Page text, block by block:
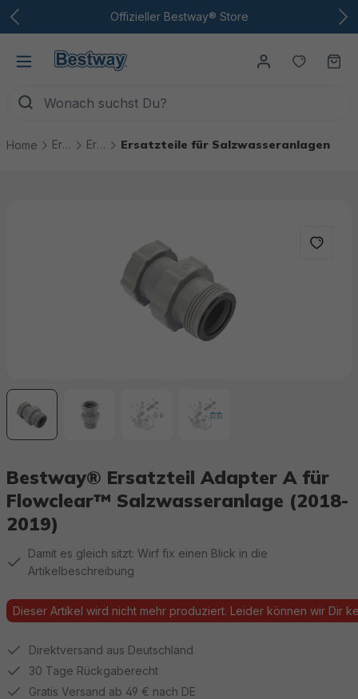
Zum Hauptinhalt Offizieller Bestway® Store
Du
Home Ersatzteile Ersatzteile Pool Technik Ersatzteile für Salzwasseranlagen
Bestway® Ersatzteil Adapter A für
Flowclear™ Salzwasseranlage (2018-
2019)
Damit es gleich sitzt: Wirf fix einen Blick in die
Artikelbeschreibung
Dieser Artikel wird nicht mehr produziert. Leider können wir Dir
Direktversand aus Deutschland
30 Tage Rückgaberecht
Gratis Versand ab 49 € nach DE